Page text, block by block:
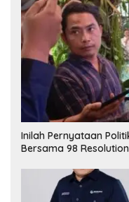
Inilah Pernyataan
Bersama 98